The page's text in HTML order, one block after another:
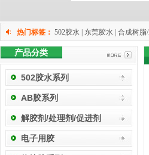
热门标签： 502胶水 | 东莞胶水 | 合成树
产品分类
502胶水系列
AB胶系列
解胶剂/处理剂/促进剂
电子用胶